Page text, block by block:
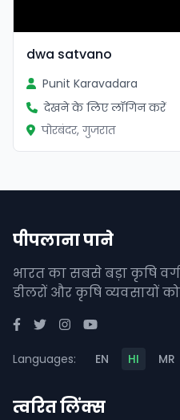
dwa satvano
Punit Karavadara
देखने के लिए लॉगिन करें
पोरबंदर, गुजरात
पीपलाना पाने
भारत का सबसे बड़ा कृषि
डीलरों और कृषि व्यवसायों को
Languages: EN HI MR
त्वरित लिंक्स